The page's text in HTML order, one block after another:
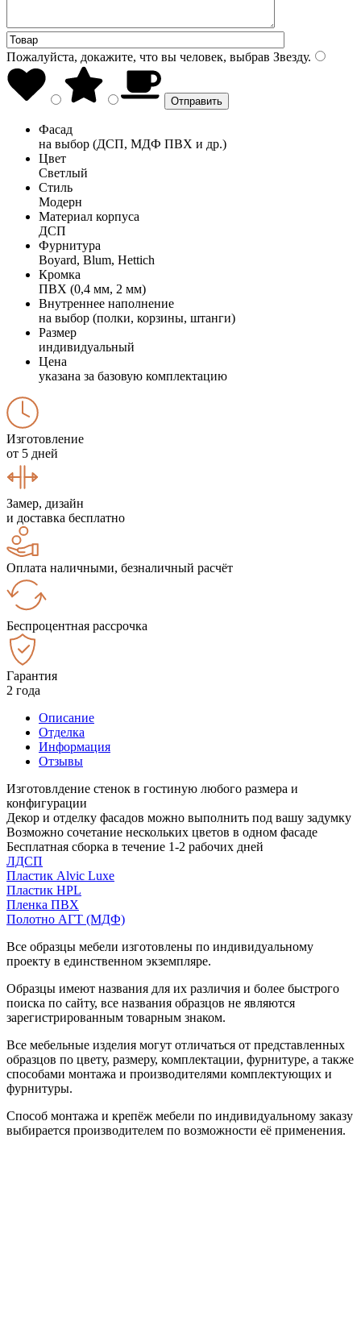
Пожалуйста, докажите, что вы человек, выбрав Звезду.
Фасад
на выбор (ДСП, МДФ ПВХ и др.)
Цвет
Светлый
Стиль
Модерн
Материал корпуса
ДСП
Фурнитура
Boyard, Blum, Hettich
Кромка
ПВХ (0,4 мм, 2 мм)
Внутреннее наполнение
на выбор (полки, корзины, штанги)
Размер
индивидуальный
Цена
указана за базовую комплектацию
Изготовление
от 5 дней
Замер, дизайн
и доставка бесплатно
Оплата наличными, безналичный расчёт
Беспроцентная рассрочка
Гарантия
2 года
Описание
Отделка
Информация
Отзывы
Изготовлдение стенок в гостиную любого размера и
конфигурации
Декор и отделку фасадов можно выполнить под вашу задумку
Возможно сочетание нескольких цветов в одном фасаде
Бесплатная сборка в течение 1-2 рабочих дней
ЛДСП
Пластик Alvic Luxe
Пластик HPL
Пленка ПВХ
Полотно АГТ (МДФ)
Все образцы мебели изготовлены по индивидуальному
проекту в единственном экземпляре.
Образцы имеют названия для их различия и более быстрого
поиска по сайту, все названия образцов не являются
зарегистрированным товарным знаком.
Все мебельные изделия могут отличаться от представленных
образцов по цвету, размеру, комплектации, фурнитуре, а также
способами монтажа и производителями комплектующих и
фурнитуры.
Способ монтажа и крепёж мебели по индивидуальному заказу
выбирается производителем по возможности её применения.